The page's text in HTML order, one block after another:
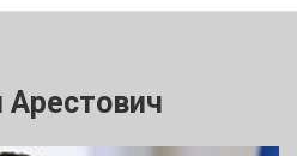
Арестович